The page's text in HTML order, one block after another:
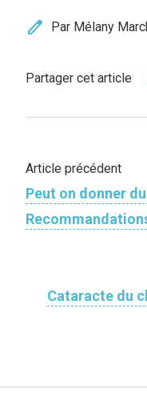
edit Par Mélany
Partager cet article
Article précédent
Peut on donner
Cataracte du